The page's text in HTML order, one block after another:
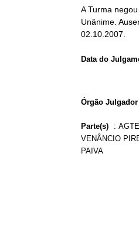
A Turma
Unânime.
02.10.2007.
Data do
Órgão Julgador
Parte(s) :
VENÂNCIO
PAIVA